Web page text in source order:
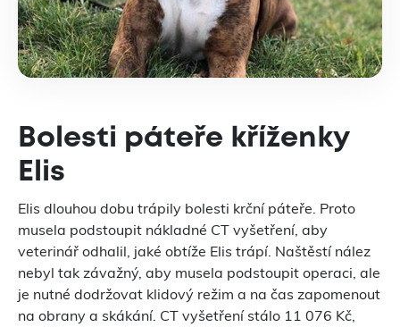
Bolesti páteře kříženky
Elis
Elis dlouhou dobu trápily bolesti krční páteře. Proto
musela podstoupit nákladné CT vyšetření, aby
veterinář odhalil, jaké obtíže Elis trápí. Naštěstí nález
nebyl tak závažný, aby musela podstoupit operaci, ale
je nutné dodržovat klidový režim a na čas zapomenout
na obrany a skákání. CT vyšetření stálo 11 076 Kč,